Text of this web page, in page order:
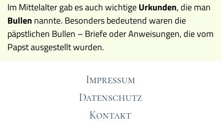
Im Mittelalter gab es auch wichtigeUrkunden, die man
Bullen nannte. Besonders bedeutend waren die
päpstlichen Bullen – Briefe oder Anweisungen, die vom
Papst ausgestellt wurden.
Impressum
Datenschutz
Kontakt